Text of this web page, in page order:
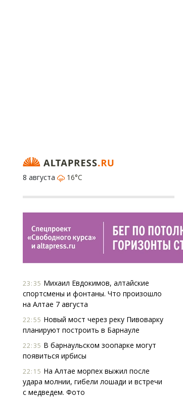
8 августа
16°C
23:35 Михаил Евдокимов, алтайские
спортсмены и фонтаны. Что произошло
на Алтае 7 августа
22:55 Новый мост через реку Пивоварку
планируют построить в Барнауле
22:35 В барнаульском зоопарке могут
появиться ирбисы
22:15 На Алтае морпех выжил после
удара молнии, гибели лошади и встречи
с медведем. Фото